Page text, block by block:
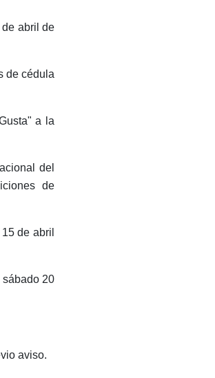
de abril de
de cédula
a la
del
de
de abril
sábado 20
aviso.